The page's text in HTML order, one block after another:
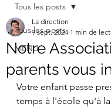
Tous les posts
MENU
Tous les posts
Notre
parents vous
La direction
9 sept. 2024 1 min de
Votre enfant passe
temps à l'école qu'à